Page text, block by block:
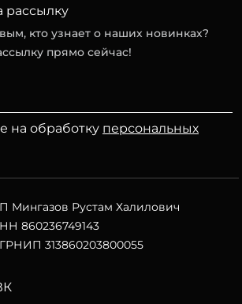
рассылку
кто узнает о наших новинках?
прямо сейчас!
на обработку персональных
Мингазов Рустам Халилович
860236749143
313860203800055